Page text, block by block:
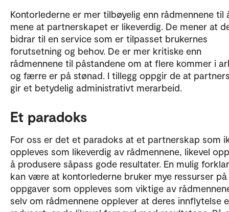
Kontorlederne er mer tilbøyelig enn rådmennene til
mene at partnerskapet er likeverdig. De mener at
bidrar til en service som er tilpasset brukernes
forutsetning og behov. De er mer kritiske enn
rådmennene til påstandene om at flere kommer i
og færre er på stønad. I tillegg oppgir de at
gir et betydelig administrativt merarbeid.
Et paradoks
For oss er det et paradoks at et partnerskap som
oppleves som likeverdig av rådmennene, likevel
å produsere såpass gode resultater. En mulig
kan være at kontorlederne bruker mye ressurser på
oppgaver som oppleves som viktige av
selv om rådmennene opplever at deres innflytelse